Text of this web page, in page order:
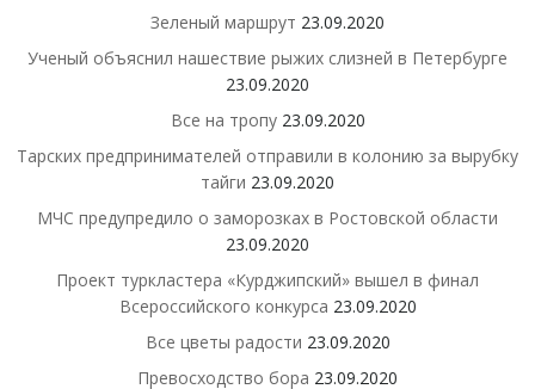
Зеленый маршрут 23.09.2020
Ученый объяснил нашествие рыжих слизней в Петербурге
23.09.2020
Все на тропу 23.09.2020
Тарских предпринимателей отправили в колонию за вырубку
тайги 23.09.2020
МЧС предупредило о заморозках в Ростовской области
23.09.2020
Проект туркластера «Курджипский» вышел в финал
Всероссийского конкурса 23.09.2020
Все цветы радости 23.09.2020
Превосходство бора 23.09.2020